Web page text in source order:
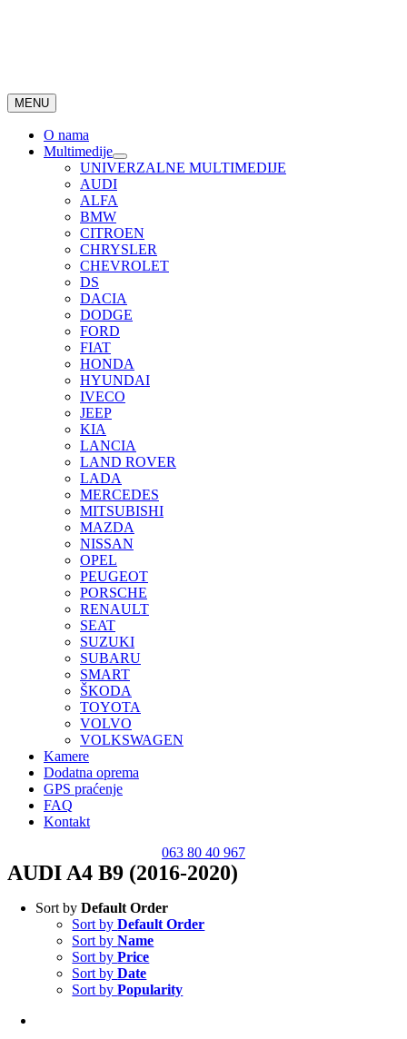
MENU
O nama
Multimedije
UNIVERZALNE MULTIMEDIJE
AUDI
ALFA
BMW
CITROEN
CHRYSLER
CHEVROLET
DS
DACIA
DODGE
FORD
FIAT
HONDA
HYUNDAI
IVECO
JEEP
KIA
LANCIA
LAND ROVER
LADA
MERCEDES
MITSUBISHI
MAZDA
NISSAN
OPEL
PEUGEOT
PORSCHE
RENAULT
SEAT
SUZUKI
SUBARU
SMART
ŠKODA
TOYOTA
VOLVO
VOLKSWAGEN
Kamere
Dodatna oprema
GPS praćenje
FAQ
Kontakt
063 80 40 967
AUDI A4 B9 (2016-2020)
Sort byDefault Order
Sort byDefault Order
Sort byName
Sort byPrice
Sort byDate
Sort byPopularity